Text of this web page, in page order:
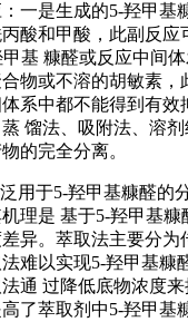
一是生成的5‑羟甲基
酸和甲酸，此副反应
甲基 糠醛或反应中间
物或不溶的胡敏素，
系中都不能得到有效
馏法、吸附法、溶
的完全分离。
用于5‑羟甲基糠醛的
理是 基于5‑羟甲基
异。萃取法主要分为
难以实现5‑羟甲基糠
通 过降低底物浓度来
了萃取剂中5‑羟甲基